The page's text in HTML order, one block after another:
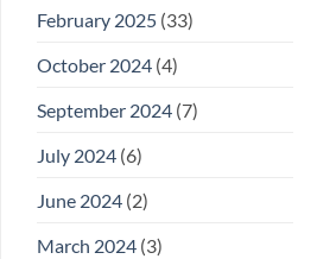
February 2025(33)
October 2024(4)
September 2024(7)
July 2024(6)
June 2024(2)
March 2024(3)